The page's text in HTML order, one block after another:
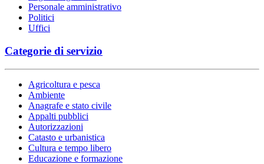
Personale amministrativo
Politici
Uffici
Categorie di servizio
Agricoltura e pesca
Ambiente
Anagrafe e stato civile
Appalti pubblici
Autorizzazioni
Catasto e urbanistica
Cultura e tempo libero
Educazione e formazione